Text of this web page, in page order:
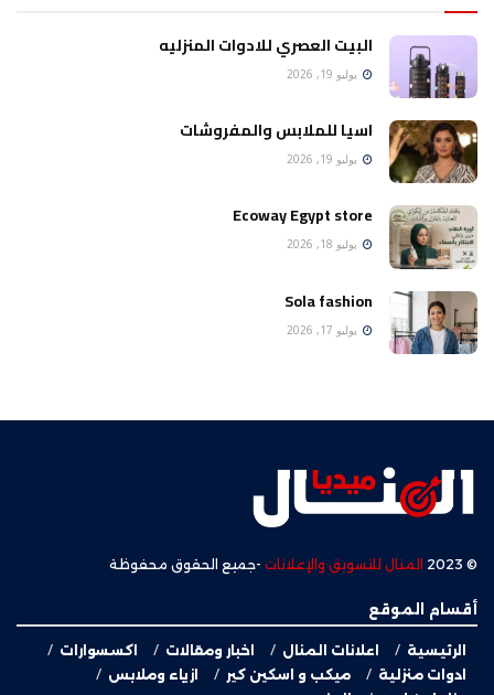
البيت العصري للادوات المنزليه
يوليو 19, 2026
اسيا للملابس والمفروشات
يوليو 19, 2026
Ecoway Egypt store
يوليو 18, 2026
Sola fashion
يوليو 17, 2026
© 2023 المنال للتسويق والإعلانات -جميع الحقوق محفوظة
أقسام الموقع
الرئيسية اعلانات المنال اخبار ومقالات
اكسسوارات
ادوات منزلية
ميكب و اسكين كير
ازياء وملابس